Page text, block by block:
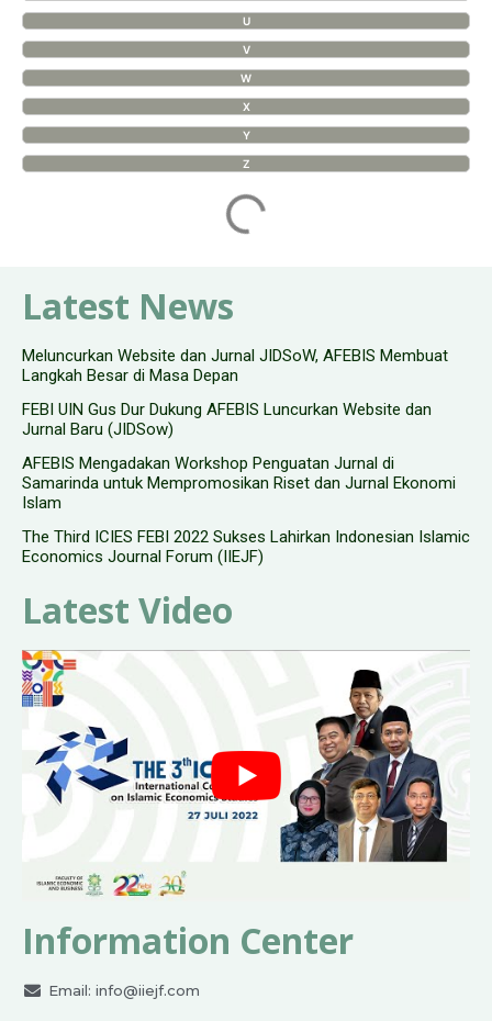
U
V
W
X
Y
Z
Latest News
Meluncurkan Website dan Jurnal JIDSoW, AFEBIS Membuat
Langkah Besar di Masa Depan
FEBI UIN Gus Dur Dukung AFEBIS Luncurkan Website dan
Jurnal Baru (JIDSow)
AFEBIS Mengadakan Workshop Penguatan Jurnal di
Samarinda untuk Mempromosikan Riset dan Jurnal Ekonomi
Islam
The Third ICIES FEBI 2022 Sukses Lahirkan Indonesian Islamic
Economics Journal Forum (IIEJF)
Latest Video
Information Center
Email: info@iiejf.com